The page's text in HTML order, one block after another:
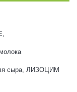
сыра, ЛИЗОЦИМ